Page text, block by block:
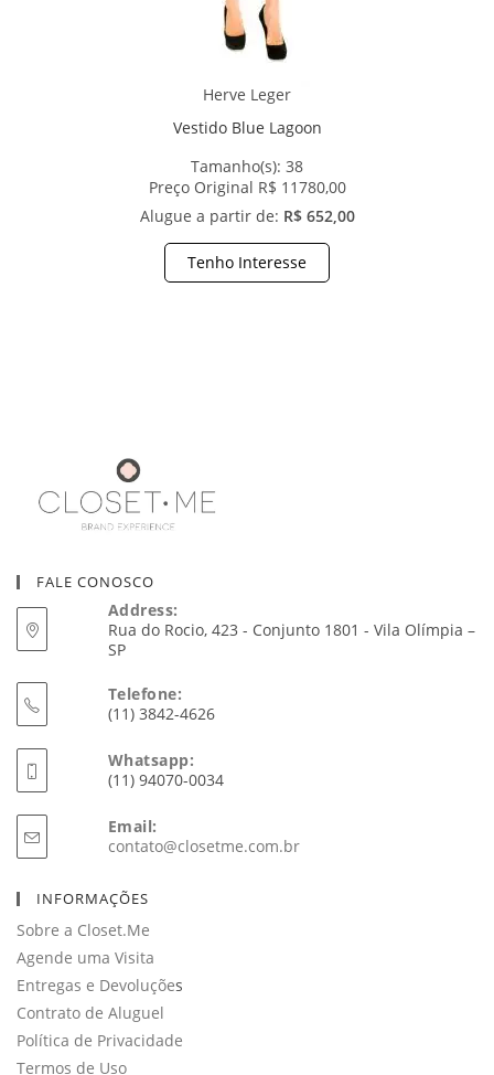
Herve Leger
Vestido Blue Lagoon
Tamanho(s): 38
Preço Original R$ 11780,00
Alugue a partir de: R$ 652,00
Tenho Interesse
FALE CONOSCO
Address:
Rua do Rocio, 423 - Conjunto 1801 - Vila Olímpia –
SP
Telefone:
(11) 3842-4626
Whatsapp:
(11) 94070-0034
Email:
contato@closetme.com.brAbre
INFORMAÇÕES
Sobre a Closet.Me
Agende uma Visita
Entregas e Devoluções
Contrato de Aluguel
Política de Privacidade
Termos de Uso